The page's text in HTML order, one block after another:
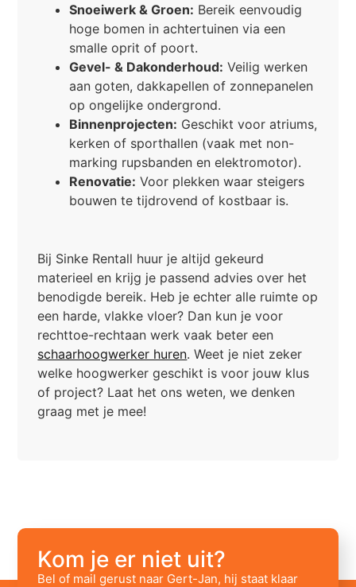
Snoeiwerk & Groen: Bereik eenvoudig
hoge bomen in achtertuinen via een
smalle oprit of poort.
Gevel- & Dakonderhoud: Veilig werken
aan goten, dakkapellen of zonnepanelen
op ongelijke ondergrond.
Binnenprojecten: Geschikt voor atriums,
kerken of sporthallen (vaak met non-
marking rupsbanden en elektromotor).
Renovatie: Voor plekken waar steigers
bouwen te tijdrovend of kostbaar is.
Bij Sinke Rentall huur je altijd gekeurd
materieel en krijg je passend advies over het
benodigde bereik. Heb je echter alle ruimte op
een harde, vlakke vloer? Dan kun je voor
rechttoe-rechtaan werk vaak beter een
schaarhoogwerker huren. Weet je niet zeker
welke hoogwerker geschikt is voor jouw klus
of project? Laat het ons weten, we denken
graag met je mee!
Kom je er niet uit?
Bel of mail gerust naar Gert-Jan, hij staat klaar